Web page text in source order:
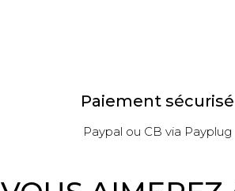
Paiement sécurisé
Paypal ou CB via Payplug